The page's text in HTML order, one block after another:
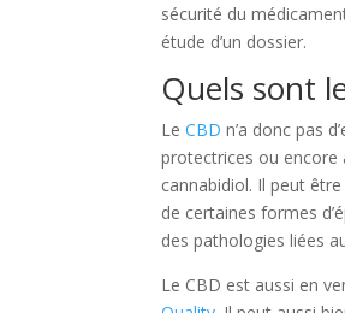
sécurité du
étude d’un dossier.
Quels sont
LeCBD n’a donc pas
protectrices ou encore
cannabidiol. Il peut
de certaines formes
des pathologies liées
Le CBD est aussi en